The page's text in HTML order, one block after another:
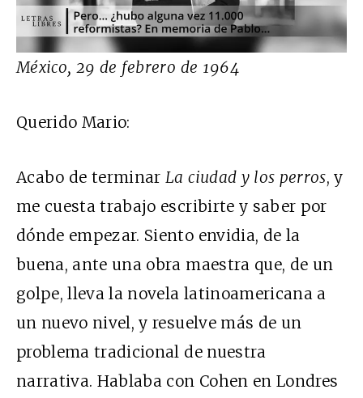
México, 29 de febrero de 1964
Querido Mario:
Acabo de terminarLa ciudad y los perros, y
me cuesta trabajo escribirte y saber por
dónde empezar. Siento envidia, de la
buena, ante una obra maestra que, de un
golpe, lleva la novela latinoamericana a
un nuevo nivel, y resuelve más de un
problema tradicional de nuestra
narrativa. Hablaba con Cohen en Londres